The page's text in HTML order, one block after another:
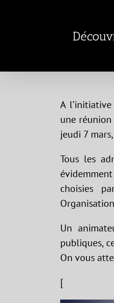
A
une
jeudi 7
Tous les
choisies
Un
publiques,
On vous
[